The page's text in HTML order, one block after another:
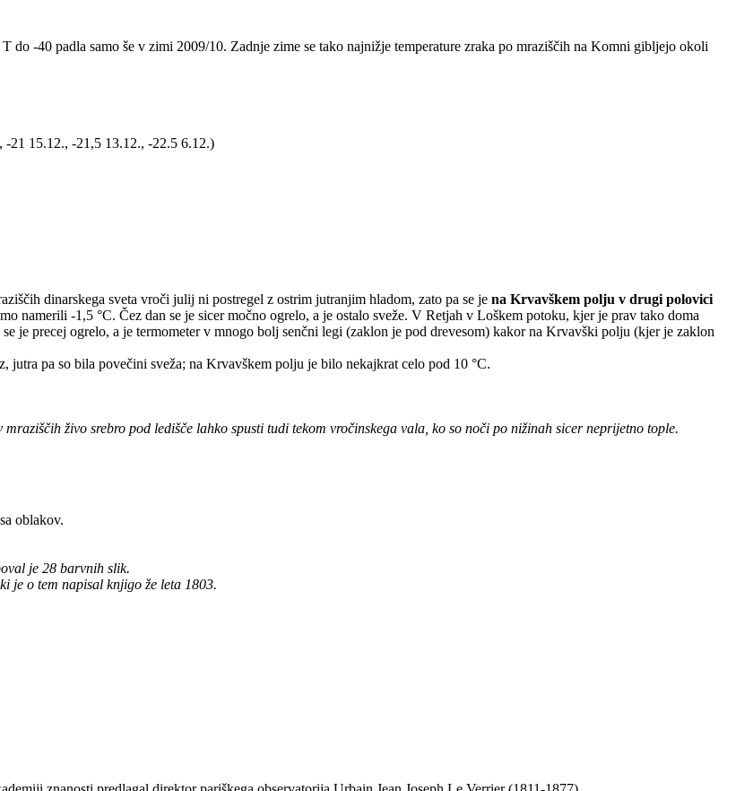
-40 padla samo še v zimi 2009/10. Zadnje zime se tako najnižje temperature zraka po mraziščih na Komni gibljejo okoli
21 15.12., -21,5 13.12., -22.5 6.12.)
dinarskega sveta vroči julij ni postregel z ostrim jutranjim hladom, zato pa se je na Krvavškem polju v drugi polovici
namerili -1,5 °C. Čez dan se je sicer močno ogrelo, a je ostalo sveže. V Retjah v Loškem potoku, kjer je prav tako doma
je precej ogrelo, a je termometer v mnogo bolj senčni legi (zaklon je pod drevesom) kakor na Krvavški polju (kjer je zaklon
pa so bila povečini sveža; na Krvavškem polju je bilo nekajkrat celo pod 10 °C.
živo srebro pod ledišče lahko spusti tudi tekom vročinskega vala, ko so noči po nižinah sicer neprijetno tople.
oblakov.
je 28 barvnih slik.
je o tem napisal knjigo že leta 1803.